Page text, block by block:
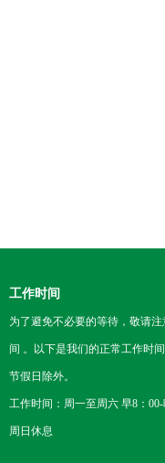
工作时间
为了避免不必要的等待，敬请
间 。以下是我们的正常工作时
节假日除外。
工作时间：周一至周六 早8：00-
周日休息